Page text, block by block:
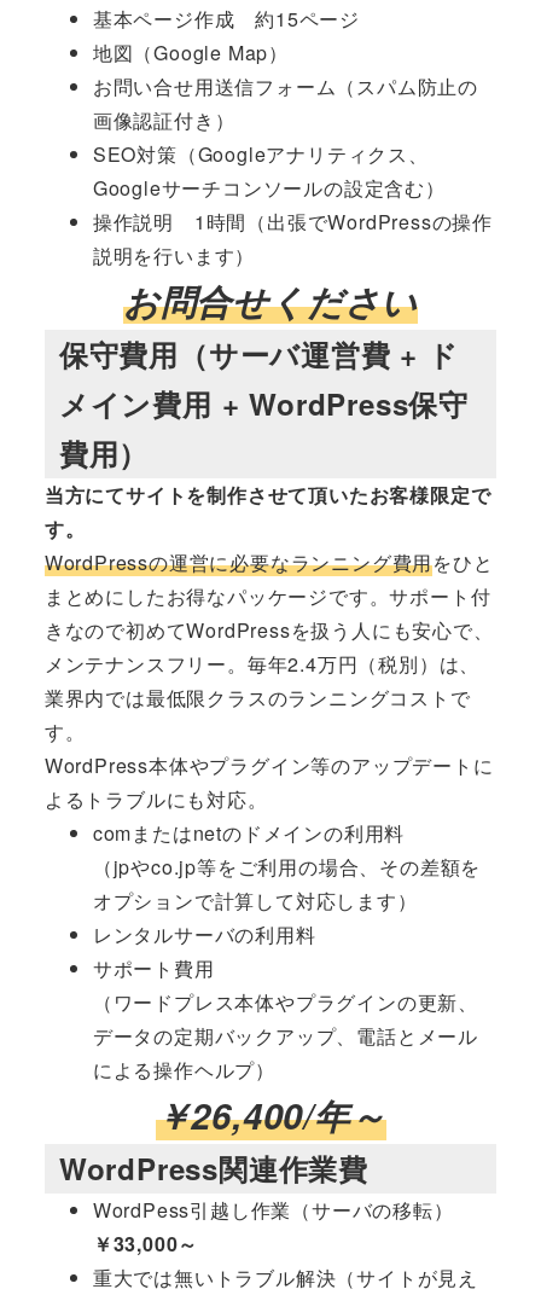
基本ページ作成 約15ページ
地図（Google Map）
お問い合せ用送信フォーム（スパム防止の
画像認証付き）
SEO対策（Googleアナリティクス、
Googleサーチコンソールの設定含む）
操作説明 1時間（出張でWordPressの操作
説明を行います）
お問合せください
保守費用（サーバ運営費 + ド
メイン費用 + WordPress保守
費用）
当方にてサイトを制作させて頂いたお客様限定で
す。
WordPressの運営に必要なランニング費用をひと
まとめにしたお得なパッケージです。サポート付
きなので初めてWordPressを扱う人にも安心で、
メンテナンスフリー。毎年2.4万円（税別）は、
業界内では最低限クラスのランニングコストで
す。
WordPress本体やプラグイン等のアップデートに
よるトラブルにも対応。
comまたはnetのドメインの利用料
（jpやco.jp等をご利用の場合、その差額を
オプションで計算して対応します）
レンタルサーバの利用料
サポート費用
（ワードプレス本体やプラグインの更新、
データの定期バックアップ、電話とメール
による操作ヘルプ）
￥26,400/年～
WordPress関連作業費
WordPess引越し作業（サーバの移転）
￥33,000～
重大では無いトラブル解決（サイトが見え